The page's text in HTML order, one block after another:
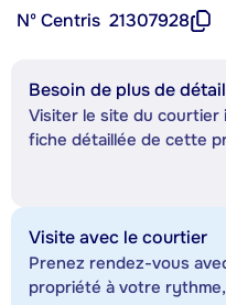
Nº Centris 21307928
Besoin de plus de
Visiter le site du courtier
fiche détaillée de cette
Visite avec le courtier
Prenez rendez-vous
propriété à votre